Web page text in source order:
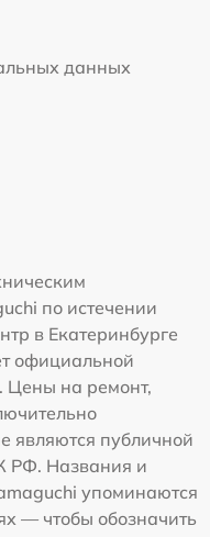
данных
по истечении
в Екатеринбурге
официальной
Цены на ремонт,
являются публичной
РФ. Названия и
упоминаются
— чтобы обозначить